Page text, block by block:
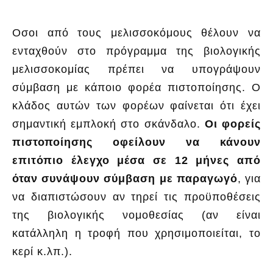
Οσοι από τους μελισσοκόμους θέλουν να
ενταχθούν στο πρόγραμμα της βιολογικής
μελισσοκομίας πρέπει να υπογράψουν
σύμβαση με κάποιο φορέα πιστοποίησης. Ο
κλάδος αυτών των φορέων φαίνεται ότι έχει
σημαντική εμπλοκή στο σκάνδαλο. Οι φορείς
πιστοποίησης οφείλουν να κάνουν
επιτόπιο έλεγχο μέσα σε 12 μήνες από
όταν συνάψουν σύμβαση με παραγωγό, για
να διαπιστώσουν αν τηρεί τις προϋποθέσεις
της βιολογικής νομοθεσίας (αν είναι
κατάλληλη η τροφή που χρησιμοποιείται, το
κερί κ.λπ.).